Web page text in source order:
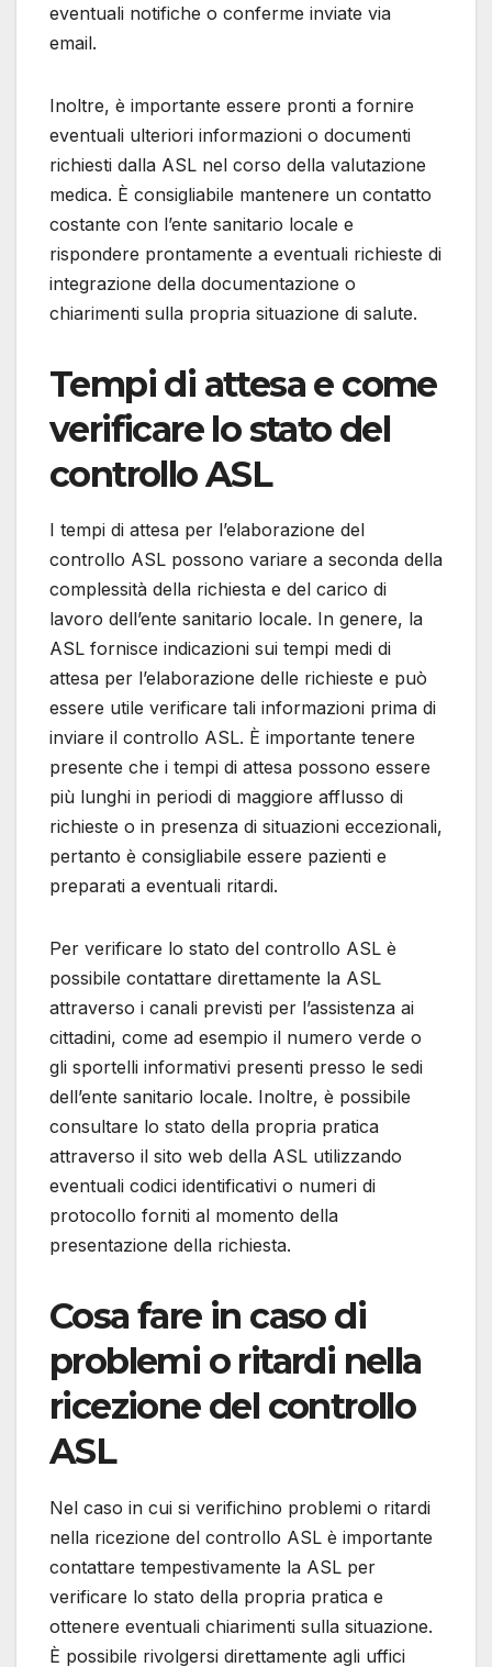
eventuali notifiche o conferme inviate via
email.
Inoltre, è importante essere pronti a fornire
eventuali ulteriori informazioni o documenti
richiesti dalla ASL nel corso della valutazione
medica. È consigliabile mantenere un contatto
costante con l’ente sanitario locale e
rispondere prontamente a eventuali richieste di
integrazione della documentazione o
chiarimenti sulla propria situazione di salute.
Tempi di attesa e come
verificare lo stato del
controllo ASL
I tempi di attesa per l’elaborazione del
controllo ASL possono variare a seconda della
complessità della richiesta e del carico di
lavoro dell’ente sanitario locale. In genere, la
ASL fornisce indicazioni sui tempi medi di
attesa per l’elaborazione delle richieste e può
essere utile verificare tali informazioni prima di
inviare il controllo ASL. È importante tenere
presente che i tempi di attesa possono essere
più lunghi in periodi di maggiore afflusso di
richieste o in presenza di situazioni eccezionali,
pertanto è consigliabile essere pazienti e
preparati a eventuali ritardi.
Per verificare lo stato del controllo ASL è
possibile contattare direttamente la ASL
attraverso i canali previsti per l’assistenza ai
cittadini, come ad esempio il numero verde o
gli sportelli informativi presenti presso le sedi
dell’ente sanitario locale. Inoltre, è possibile
consultare lo stato della propria pratica
attraverso il sito web della ASL utilizzando
eventuali codici identificativi o numeri di
protocollo forniti al momento della
presentazione della richiesta.
Cosa fare in caso di
problemi o ritardi nella
ricezione del controllo
ASL
Nel caso in cui si verifichino problemi o ritardi
nella ricezione del controllo ASL è importante
contattare tempestivamente la ASL per
verificare lo stato della propria pratica e
ottenere eventuali chiarimenti sulla situazione.
È possibile rivolgersi direttamente agli uffici